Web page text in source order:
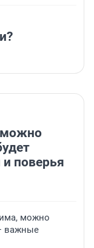
можно
поверья
можно
важные